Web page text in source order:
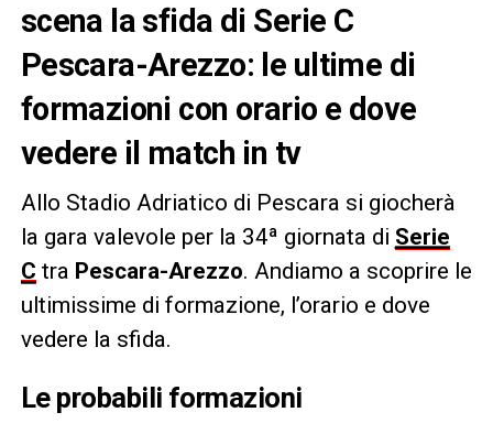
scena la sfida di Serie C
Pescara-Arezzo: le ultime di
formazioni con orario e dove
vedere il match in tv
Allo Stadio Adriatico di Pescara si giocherà
la gara valevole per la 34ª giornata di Serie
C tra Pescara-Arezzo. Andiamo a scoprire le
ultimissime di formazione, l’orario e dove
vedere la sfida.
Le probabili formazioni